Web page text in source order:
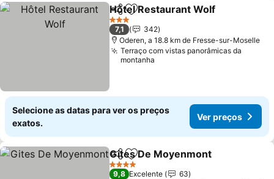
PartilharAdicionar aos favoritos
Hôtel Restaurant Wolf
3 Estrelas
7,1
342
Oderen, a 18.8 km de Fresse-sur-Moselle
Terraço com vistas panorâmicas da
montanha
Selecione as datas para ver os preços
exatos.
Ver preços
PartilharAdicionar aos favoritos
Gites De Moyenmont
4 Estrelas
9,8 Excelente
63